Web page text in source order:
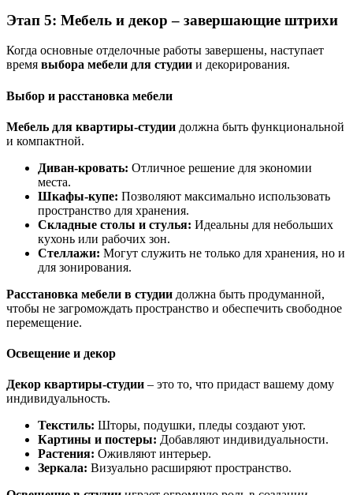
Этап 5: Мебель и декор – завершающие штрихи
Когда основные отделочные работы завершены, наступает
время выбора мебели для студии и декорирования.
Выбор и расстановка мебели
Мебель для квартиры-студии должна быть функциональной
и компактной.
Диван-кровать: Отличное решение для экономии
места.
Шкафы-купе: Позволяют максимально использовать
пространство для хранения.
Складные столы и стулья: Идеальны для небольших
кухонь или рабочих зон.
Стеллажи: Могут служить не только для хранения, но и
для зонирования.
Расстановка мебели в студии должна быть продуманной,
чтобы не загромождать пространство и обеспечить свободное
перемещение.
Освещение и декор
Декор квартиры-студии – это то, что придаст вашему дому
индивидуальность.
Текстиль: Шторы, подушки, пледы создают уют.
Картины и постеры: Добавляют индивидуальности.
Растения: Оживляют интерьер.
Зеркала: Визуально расширяют пространство.